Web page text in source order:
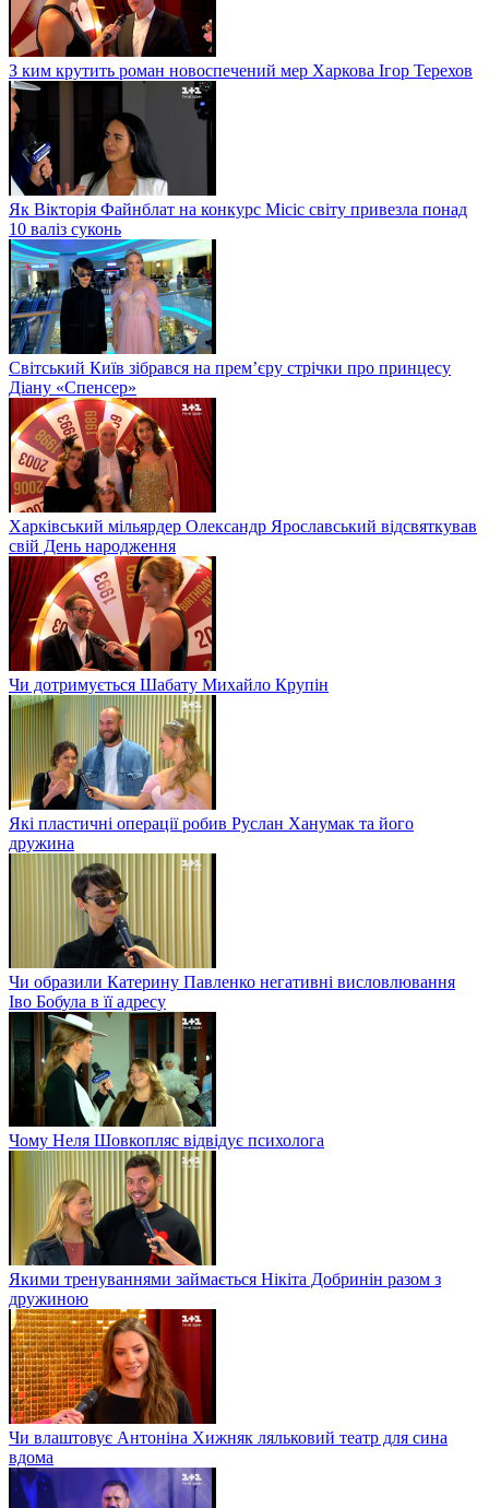
З ким крутить роман новоспечений мер Харкова Ігор Терехов
Як Вікторія Файнблат на конкурс Місіс світу привезла понад
10 валіз суконь
Світський Київ зібрався на прем’єру стрічки про принцесу
Діану «Спенсер»
Харківський мільярдер Олександр Ярославський відсвяткував
свій День народження
Чи дотримується Шабату Михайло Крупін
Які пластичні операції робив Руслан Ханумак та його
дружина
Чи образили Катерину Павленко негативні висловлювання
Іво Бобула в її адресу
Чому Неля Шовкопляс відвідує психолога
Якими тренуваннями займається Нікіта Добринін разом з
дружиною
Чи влаштовує Антоніна Хижняк ляльковий театр для сина
вдома